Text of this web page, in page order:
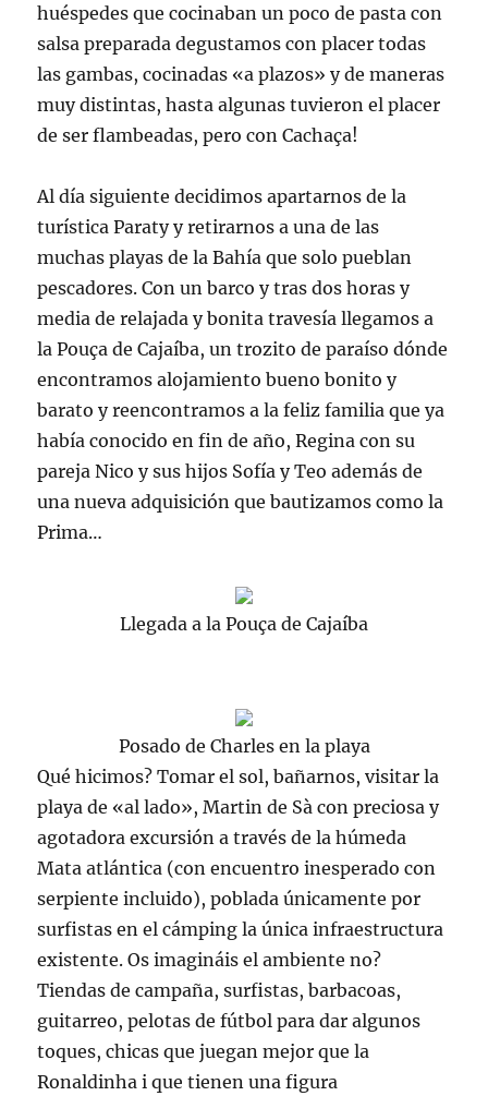
huéspedes que cocinaban un poco de pasta con
salsa preparada degustamos con placer todas
las gambas, cocinadas «a plazos» y de maneras
muy distintas, hasta algunas tuvieron el placer
de serflambeadas, pero conCachaça!
Al día siguiente decidimos apartarnos de la
turísticaParatyy retirarnos a una de las
muchas playas de la Bahía que solo pueblan
pescadores. Con un barco y tras dos horas y
media de relajada y bonita travesía llegamos a
laPouça deCajaíba, untrozito de paraíso dónde
encontramos alojamiento bueno bonito y
barato yreencontramos a la feliz familia que ya
había conocido en fin de año,Regina con su
parejaNico y sus hijos Sofía yTeo además de
una nueva adquisición que bautizamos como la
Prima…
Llegada a la Pouça de Cajaíba
Posado de Charles en la playa
Qué hicimos? Tomar el sol, bañarnos, visitar la
playa de «al lado»,Martin de Sà con preciosa y
agotadora excursión a través de la húmeda
Mata atlántica (con encuentro inesperado con
serpiente incluido), poblada únicamente por
surfistas en elcámping la única infraestructura
existente. Os imagináis el ambiente no?
Tiendas de campaña,surfistas, barbacoas,
guitarreo, pelotas de fútbol para dar algunos
toques, chicas que juegan mejor que la
Ronaldinha i que tienen una figura